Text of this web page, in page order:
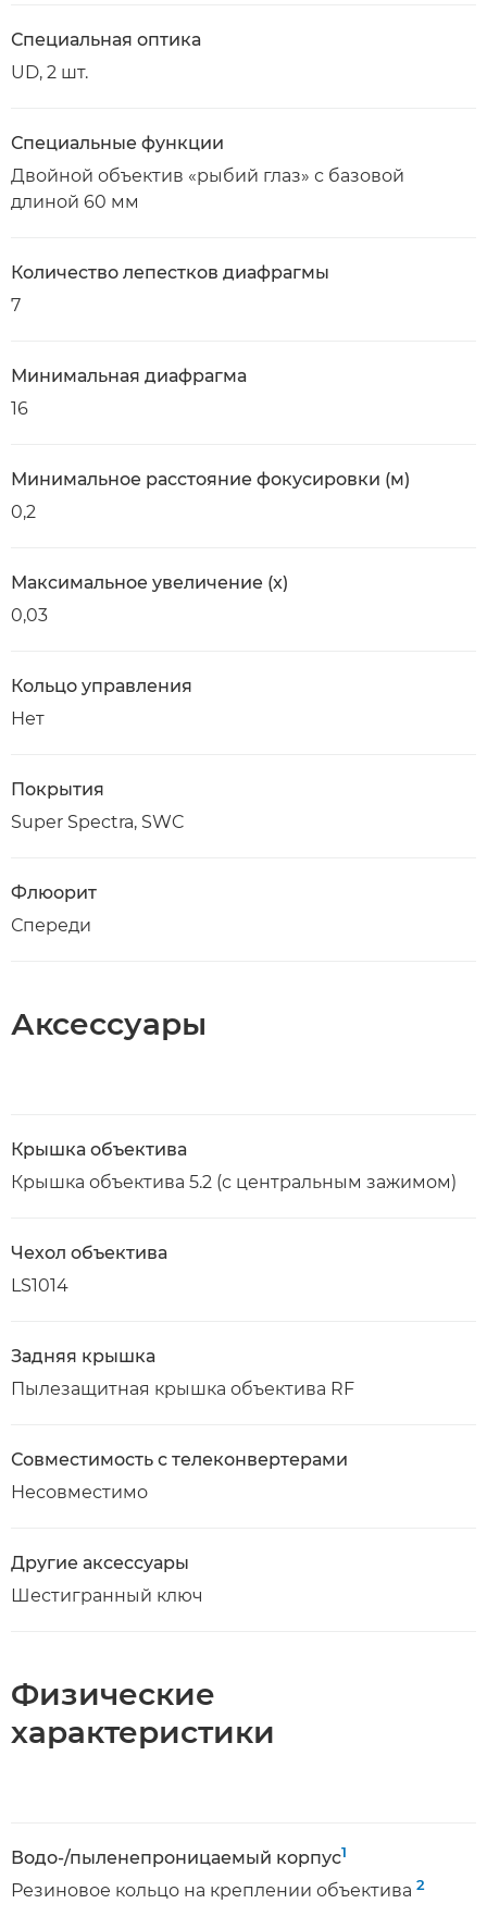
Специальная оптика
UD, 2 шт.
Специальные функции
Двойной объектив «рыбий глаз» с базовой
длиной 60 мм
Количество лепестков диафрагмы
7
Минимальная диафрагма
16
Минимальное расстояние фокусировки (м)
0,2
Максимальное увеличение (x)
0,03
Кольцо управления
Нет
Покрытия
Super Spectra, SWC
Флюорит
Спереди
Аксессуары
Крышка объектива
Крышка объектива 5.2 (с центральным зажимом)
Чехол объектива
LS1014
Задняя крышка
Пылезащитная крышка объектива RF
Совместимость с телеконвертерами
Несовместимо
Другие аксессуары
Шестигранный ключ
Физические
характеристики
Водо-/пыленепроницаемый корпус1
Резиновое кольцо на креплении объектива 2